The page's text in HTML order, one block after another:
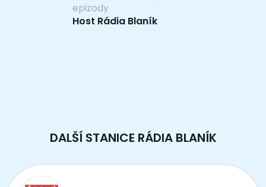
epizody
Host Rádia Blaník
DALŠÍ STANICE RÁDIA BLANÍK